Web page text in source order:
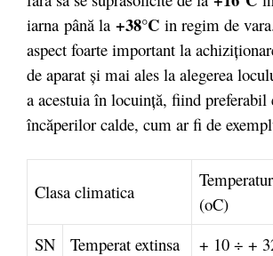
iarna până la +38°C in regim de
aspect foarte important la
de aparat şi mai ales la alegerea
a acestuia în locuinţă, fiind preferabil
încăperilor calde, cum ar fi de
Clasa climatica
(oC)
SN
Temperat extinsa
+ 10 ÷ +